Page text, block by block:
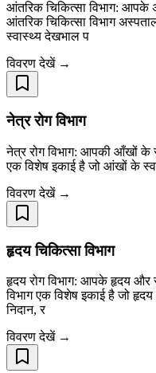
आंतरिक चिकित्सा विभाग: आपके
आंतरिक चिकित्सा विभाग
स्वास्थ्य देखभाल प
विवरण देखें →
नेत्र रोग विभाग
नेत्र रोग विभाग: आपकी आँखों के
एक विशेष इकाई है जो आंखों के
विवरण देखें →
हृदय चिकित्सा विभाग
हृदय रोग विभाग: आपके हृदय और
विभाग एक विशेष इकाई है जो
निदान, र
विवरण देखें →